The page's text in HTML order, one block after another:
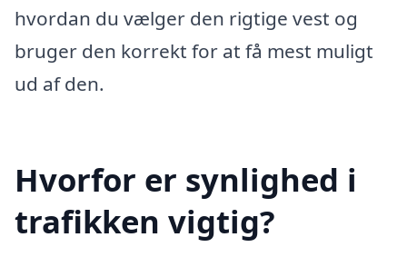
hvordan du vælger den rigtige vest og
bruger den korrekt for at få mest muligt
ud af den.
Hvorfor er synlighed i
trafikken vigtig?